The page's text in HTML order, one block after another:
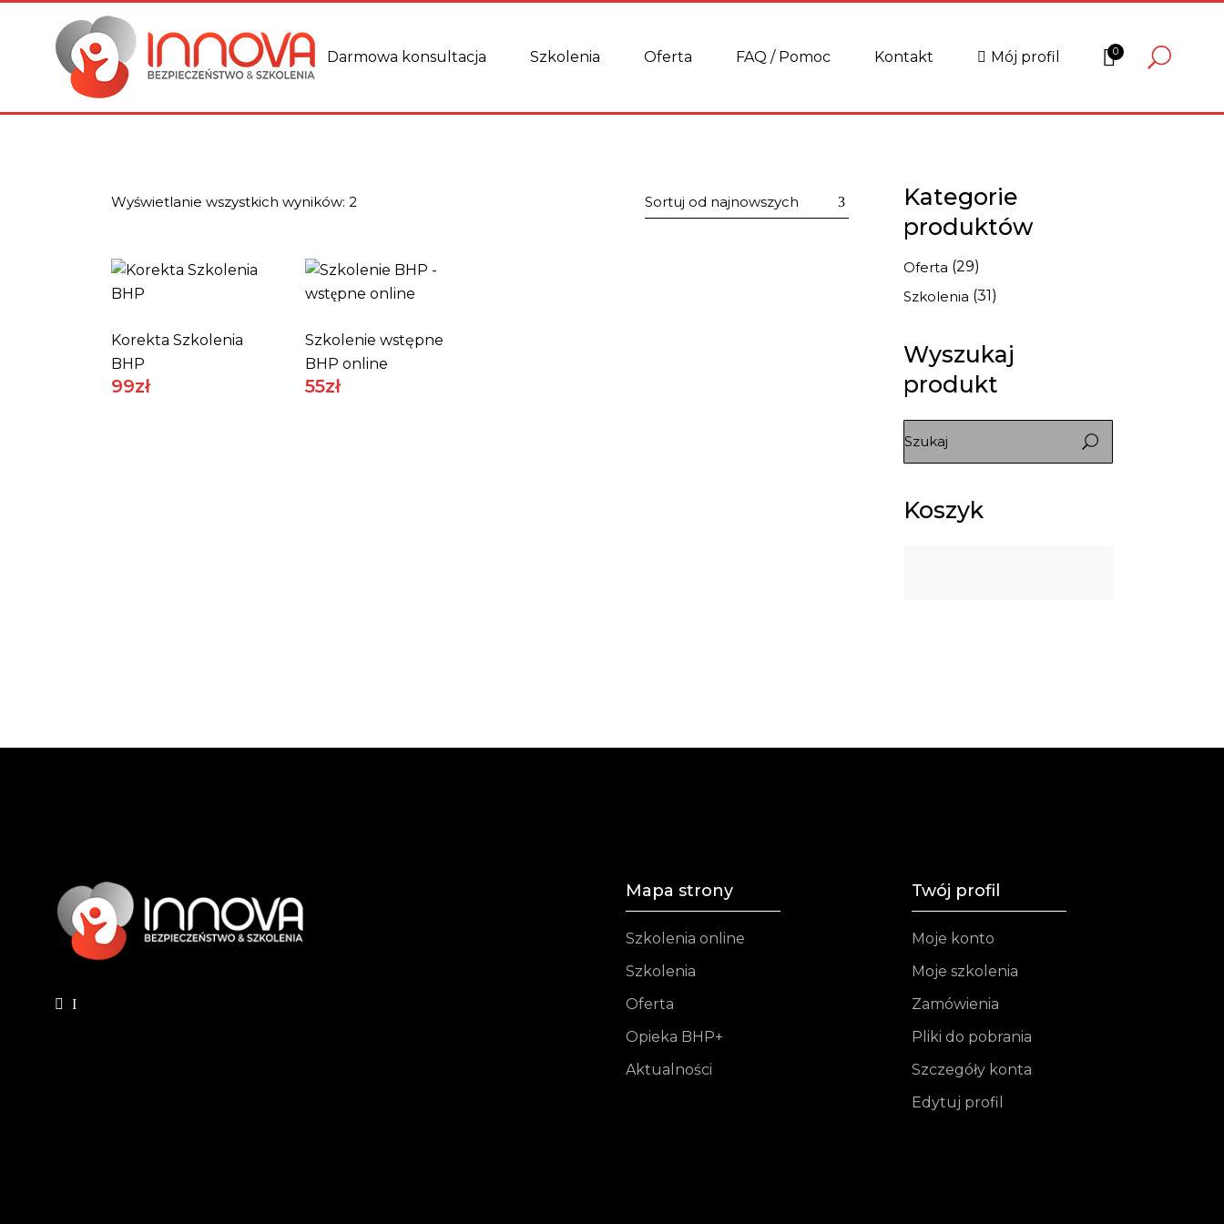
Darmowa konsultacja Szkolenia Oferta FAQ / Pomoc Kontakt Mój profil 0
MOJE SZKOLENIA
USTAWIENIA
Wyświetlanie wszystkich wyników: 2 Sortuj od najnowszych
Korekta Szkolenia
BHP
99Zł
Szkolenie wstępne
BHP online
55Zł
Kategorie
produktów
Oferta (29)
Szkolenia (31)
Wyszukaj
produkt
Koszyk
Mapa strony
Szkolenia online
Szkolenia
Oferta
Opieka BHP+
Aktualności
Twój profil
Moje konto
Moje szkolenia
Zamówienia
Pliki do pobrania
Szczegóły konta
Edytuj profil